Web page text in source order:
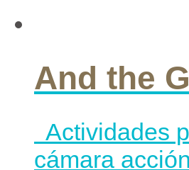
And the
Actividades
cámara